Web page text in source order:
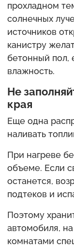
прохладном
солнечных
источников
канистру
бетонный
влажность.
Не
края
Еще одна
наливать
При нагреве
объеме. Если
останется,
подтеков и
Поэтому
автомобиля,
комнатами